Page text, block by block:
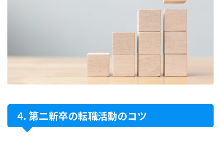
第二新卒の転職活動のコツ